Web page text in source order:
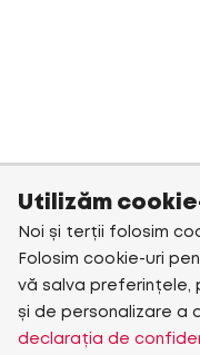
Utilizăm
Noi și terții folosim
Folosim cookie-uri
vă salva preferințele,
și de personalizare a
declarația de